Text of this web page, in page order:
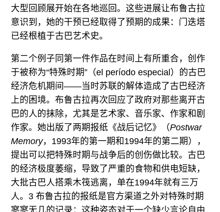
大型回顾展开始在各地巡回。这些进展让布鲁古拉
意识到，她的干预已经取得了预期的成果：门迭塔
已经根植于古巴艺术史。
第二个例子同第一件作品在时间上有所重合，创作
于被称为“特殊时期”（el período especial）的古巴
经济危机期间——当时苏联的解体造成了古巴经济
上的困境。布鲁古拉再次回应了政府对那些离开古
巴的人的抹除，尤其是艺术家、音乐家、作家和剧
作家。她出版了两期报纸《战后记忆》（Postwar
Memory，1993年的第一期和1994年的第二期），
提出可以把特殊时期与战争后的创伤做比较。古巴
的经济极度萎缩，导致了严重的食物和供电短缺，
大批古巴人搭乘木筏逃离，单在1994年就有三万
人。3 布鲁古拉的报纸是官方渠道之外对特殊时期
寥寥无几的记录：这种姿态对于一个缺少言论自由